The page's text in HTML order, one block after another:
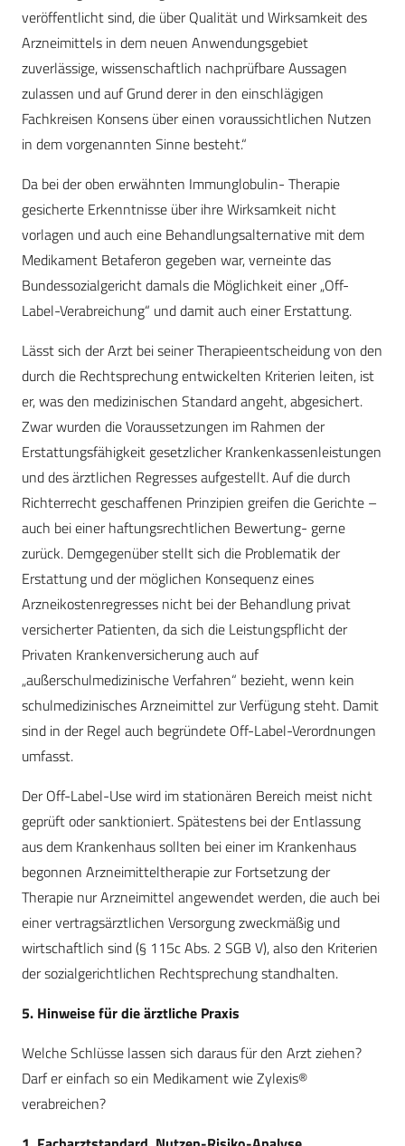
veröffentlicht sind, die über Qualität und Wirksamkeit des
Arzneimittels in dem neuen Anwendungsgebiet
zuverlässige, wissenschaftlich nachprüfbare Aussagen
zulassen und auf Grund derer in den einschlägigen
Fachkreisen Konsens über einen voraussichtlichen Nutzen
in dem vorgenannten Sinne besteht.“
Da bei der oben erwähnten Immunglobulin- Therapie
gesicherte Erkenntnisse über ihre Wirksamkeit nicht
vorlagen und auch eine Behandlungsalternative mit dem
Medikament Betaferon gegeben war, verneinte das
Bundessozialgericht damals die Möglichkeit einer „Off-
Label-Verabreichung“ und damit auch einer Erstattung.
Lässt sich der Arzt bei seiner Therapieentscheidung von den
durch die Rechtsprechung entwickelten Kriterien leiten, ist
er, was den medizinischen Standard angeht, abgesichert.
Zwar wurden die Voraussetzungen im Rahmen der
Erstattungsfähigkeit gesetzlicher Krankenkassenleistungen
und des ärztlichen Regresses aufgestellt. Auf die durch
Richterrecht geschaffenen Prinzipien greifen die Gerichte –
auch bei einer haftungsrechtlichen Bewertung- gerne
zurück. Demgegenüber stellt sich die Problematik der
Erstattung und der möglichen Konsequenz eines
Arzneikostenregresses nicht bei der Behandlung privat
versicherter Patienten, da sich die Leistungspflicht der
Privaten Krankenversicherung auch auf
„außerschulmedizinische Verfahren“ bezieht, wenn kein
schulmedizinisches Arzneimittel zur Verfügung steht. Damit
sind in der Regel auch begründete Off-Label-Verordnungen
umfasst.
Der Off-Label-Use wird im stationären Bereich meist nicht
geprüft oder sanktioniert. Spätestens bei der Entlassung
aus dem Krankenhaus sollten bei einer im Krankenhaus
begonnen Arzneimitteltherapie zur Fortsetzung der
Therapie nur Arzneimittel angewendet werden, die auch bei
einer vertragsärztlichen Versorgung zweckmäßig und
wirtschaftlich sind (§ 115c Abs. 2 SGB V), also den Kriterien
der sozialgerichtlichen Rechtsprechung standhalten.
5. Hinweise für die ärztliche Praxis
Welche Schlüsse lassen sich daraus für den Arzt ziehen?
Darf er einfach so ein Medikament wie Zylexis®
verabreichen?